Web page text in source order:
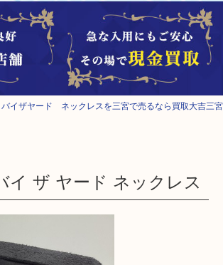
バイザヤード ネックレスを三宮で売るなら買取大吉三
ザ ヤード ネックレス